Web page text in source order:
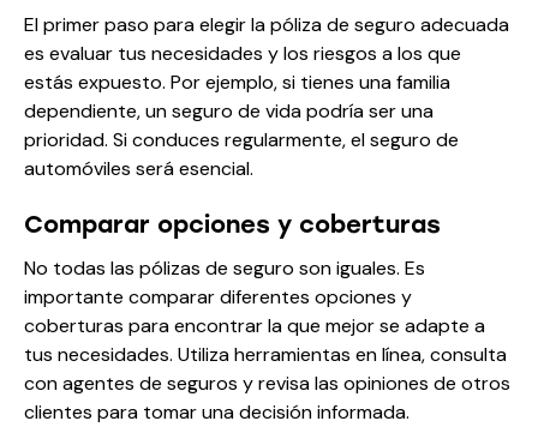
El primer paso para elegir la póliza de seguro adecuada
es evaluar tus necesidades y los riesgos a los que
estás expuesto. Por ejemplo, si tienes una familia
dependiente, un seguro de vida podría ser una
prioridad. Si conduces regularmente, el seguro de
automóviles será esencial.
Comparar opciones y coberturas
No todas las pólizas de seguro son iguales. Es
importante comparar diferentes opciones y
coberturas para encontrar la que mejor se adapte a
tus necesidades. Utiliza herramientas en línea, consulta
con agentes de seguros y revisa las opiniones de otros
clientes para tomar una decisión informada.